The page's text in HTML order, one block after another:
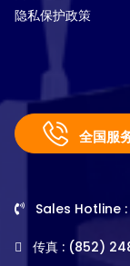
隐私保护政策
全国服
Sales Hotline
传真 : (852)